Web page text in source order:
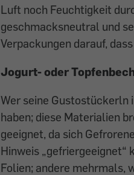
Luft noch Feuchtigkeit
geschmacksneutral und
Verpackungen darauf,
Jogurt- oder
Wer seine Gustostückerln
haben; diese Materialien
geeignet, da sich
Hinweis „gefriergeeignet“
Folien; andere mehrmals,